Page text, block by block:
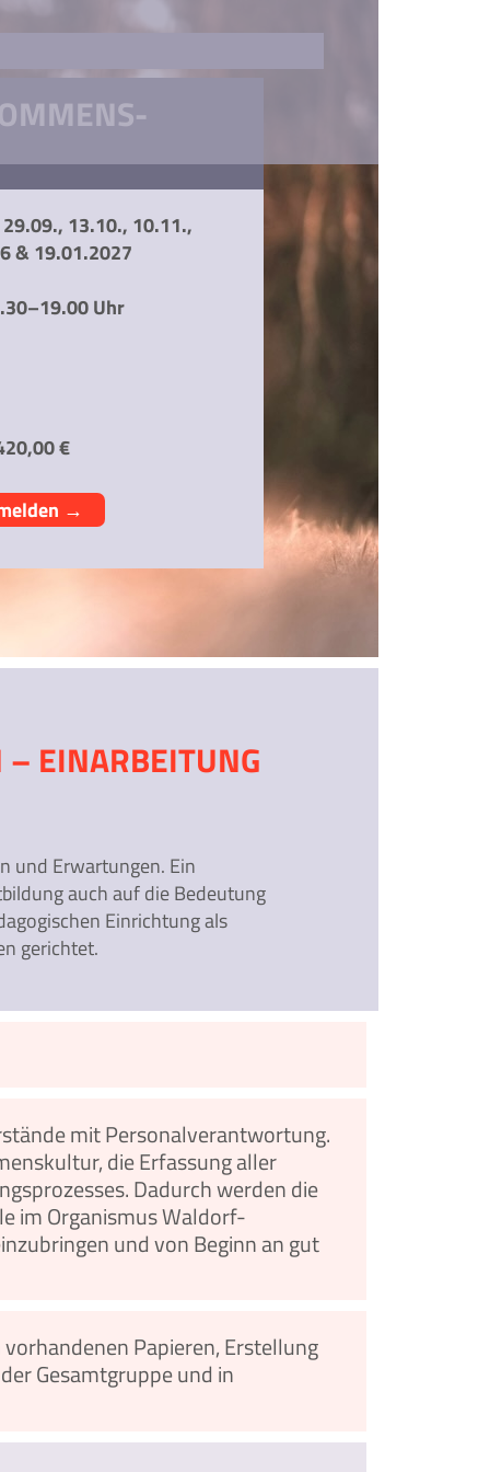
13.10., 10.11.,
& 19.01.2027
Uhr
€
→
EINARBEITUNG
gerichtet.
mit Personalverantwortung.
die Erfassung aller
Dadurch werden die
im Organismus Waldorf-
und von Beginn an gut
Papieren, Erstellung
Gesamtgruppe und in